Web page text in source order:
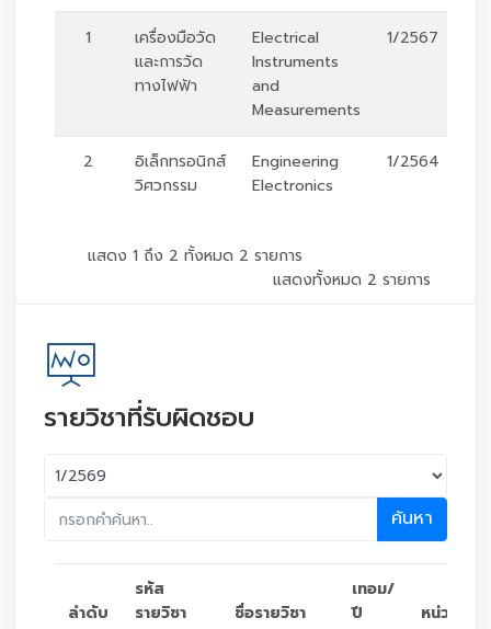
1
เครื่องมือวัด
และการวัด
ทางไฟฟ้า
Electrical
Instruments
and
Measurements
1/2567
2
อิเล็กทรอนิกส์
วิศวกรรม
Engineering
Electronics
1/2564
แสดง 1 ถึง 2 ทั้งหมด 2 รายการ
แสดงทั้งหมด 2 รายการ
รายวิชาที่รับผิดชอบ
ค้นหา
ลำดับ
รหัส
รายวิชา
ชื่อรายวิชา
เทอม/
ปี
หน่วยกิต